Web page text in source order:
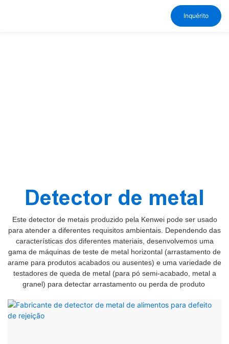
Inquérito
Detector de metal
Este detector de metais produzido pela Kenwei pode ser usado
para atender a diferentes requisitos ambientais. Dependendo das
características dos diferentes materiais, desenvolvemos uma
gama de máquinas de teste de metal horizontal (arrastamento de
arame para produtos acabados ou ausentes) e uma variedade de
testadores de queda de metal (para pó semi-acabado, metal a
granel) para detectar arrastamento ou perda de produto